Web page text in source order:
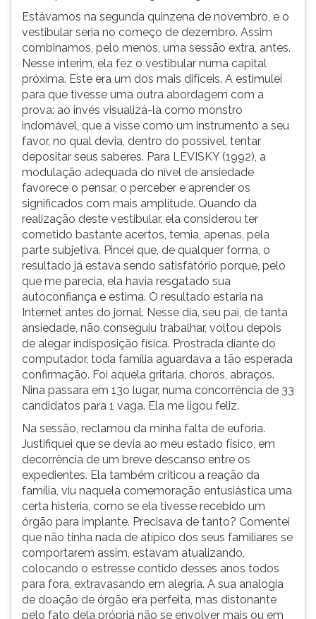
Estávamos na segunda quinzena de novembro, e o
vestibular seria no começo de dezembro. Assim
combinamos, pelo menos, uma sessão extra, antes.
Nesse ínterim, ela fez o vestibular numa capital
próxima. Este era um dos mais difíceis. A estimulei
para que tivesse uma outra abordagem com a
prova: ao invés visualizá-la como monstro
indomável, que a visse como um instrumento a seu
favor, no qual devia, dentro do possível, tentar
depositar seus saberes. Para LEVISKY (1992), a
modulação adequada do nível de ansiedade
favorece o pensar, o perceber e aprender os
significados com mais amplitude. Quando da
realização deste vestibular, ela considerou ter
cometido bastante acertos, temia, apenas, pela
parte subjetiva. Pincei que, de qualquer forma, o
resultado já estava sendo satisfatório porque, pelo
que me parecia, ela havia resgatado sua
autoconfiança e estima. O resultado estaria na
Internet antes do jornal. Nesse dia, seu pai, de tanta
ansiedade, não conseguiu trabalhar, voltou depois
de alegar indisposição física. Prostrada diante do
computador, toda família aguardava a tão esperada
confirmação. Foi aquela gritaria, choros, abraços.
Nina passara em 13o lugar, numa concorrência de 33
candidatos para 1 vaga. Ela me ligou feliz.
Na sessão, reclamou da minha falta de euforia.
Justifiquei que se devia ao meu estado físico, em
decorrência de um breve descanso entre os
expedientes. Ela também criticou a reação da
família, viu naquela comemoração entusiástica uma
certa histeria, como se ela tivesse recebido um
órgão para implante. Precisava de tanto? Comentei
que não tinha nada de atípico dos seus familiares se
comportarem assim, estavam atualizando,
colocando o estresse contido desses anos todos
para fora, extravasando em alegria. A sua analogia
de doação de órgão era perfeita, mas distonante
pelo fato dela própria não se envolver mais ou em